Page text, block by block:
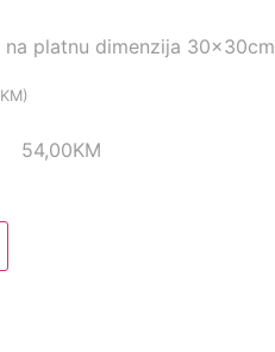
platnu dimenzija 30x30cm
KM)
54,00KM